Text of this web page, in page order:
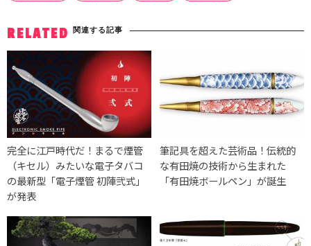
RELATED 関連する記事
完全に江戸時代だ！まるで煙管
（キセル）みたいな電子タバコ
の最新型「電子煙管 初陣弐式」
が発表
筆記具を超えた芸術品！伝統的
な有田焼の技術から生まれた
「有田焼ボールペン」が誕生